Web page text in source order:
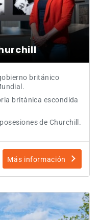
británico
británica escondida
de Churchill.
Más información